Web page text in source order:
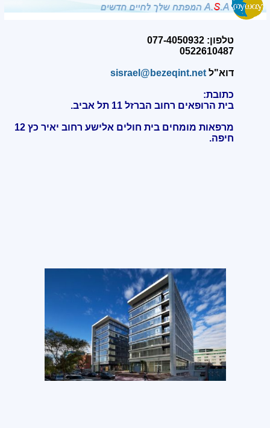
טלפון: 077-4050932
0522610487
דוא"לsisrael@bezeqint.net
כתובת:
בית הרופאים רחוב הברזל 11 תל אביב.
מרפאות מומחים בית חולים אלישע רחוב יאיר כץ 12
חיפה.